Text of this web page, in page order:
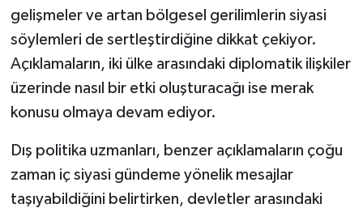
gelişmeler ve artan bölgesel gerilimlerin siyasi
söylemleri de sertleştirdiğine dikkat çekiyor.
Açıklamaların, iki ülke arasındaki diplomatik ilişkiler
üzerinde nasıl bir etki oluşturacağı ise merak
konusu olmaya devam ediyor.
Dış politika uzmanları, benzer açıklamaların çoğu
zaman iç siyasi gündeme yönelik mesajlar
taşıyabildiğini belirtirken, devletler arasındaki